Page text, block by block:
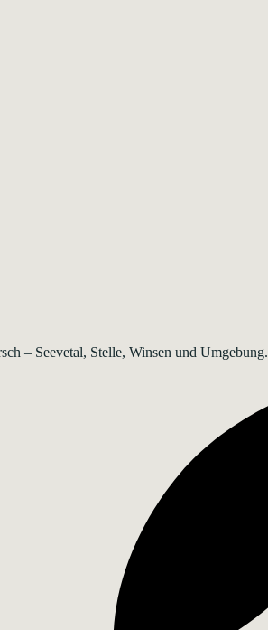
– Seevetal, Stelle, Winsen und Umgebung.